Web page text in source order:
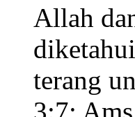
Allah
terang